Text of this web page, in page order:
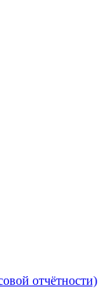
отчётности)